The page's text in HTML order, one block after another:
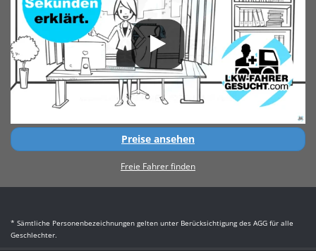
Preise ansehen
Freie Fahrer finden
* Sämtliche Personenbezeichnungen gelten unter Berücksichtigung des AGG für alle
Geschlechter.